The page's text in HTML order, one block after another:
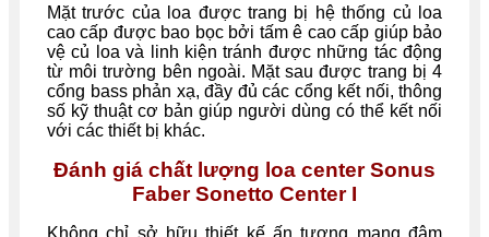
Mặt trước của loa được trang bị hệ thống củ loa
cao cấp được bao bọc bởi tấm ê cao cấp giúp bảo
vệ củ loa và linh kiện tránh được những tác động
từ môi trường bên ngoài. Mặt sau được trang bị 4
cổng bass phản xạ, đầy đủ các cổng kết nối, thông
số kỹ thuật cơ bản giúp người dùng có thể kết nối
với các thiết bị khác.
Đánh giá chất lượng loa center Sonus
Faber Sonetto Center I